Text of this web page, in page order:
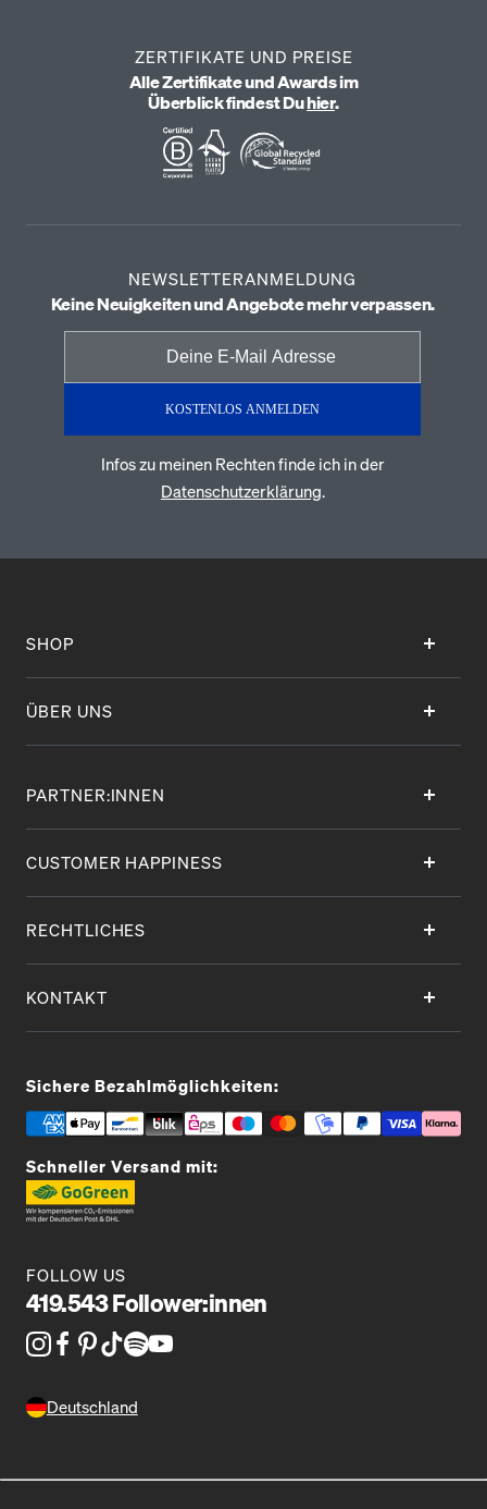
ZERTIFIKATE UND PREISE
Alle Zertifikate und Awards im
Überblick findest Duhier.
NEWSLETTERANMELDUNG
Keine Neuigkeiten und Angebote mehr verpassen.
KOSTENLOS ANMELDEN
Infos zu meinen Rechten finde ich in der
Datenschutzerklärung.
SHOP
ÜBER UNS
PARTNER:INNEN
CUSTOMER HAPPINESS
RECHTLICHES
KONTAKT
Sichere Bezahlmöglichkeiten:
Schneller Versand mit:
FOLLOW US
419.543 Follower:innen
Deutschland